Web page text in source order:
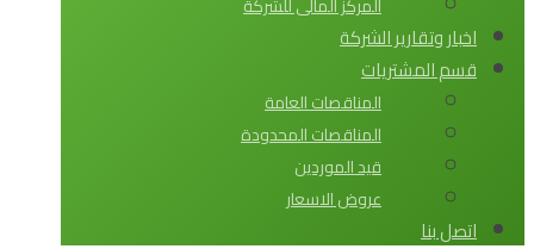
اخبار وتقارير الشركة
قسم المشتريات
المناقصات العامة
المناقصات المحدودة
قيد الموردين
عروض الاسعار
اتصل بنا